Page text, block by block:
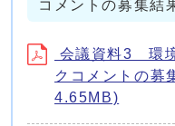
コメントの募集結
会議資料3 環
クコメントの募
4.65MB)